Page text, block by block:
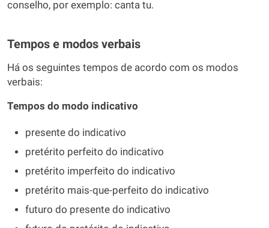
conselho, por exemplo: canta tu.
Tempos e modos verbais
Há os seguintes tempos de acordo com os modos
verbais:
Tempos do modo indicativo
presente do indicativo
pretérito perfeito do indicativo
pretérito imperfeito do indicativo
pretérito mais-que-perfeito do indicativo
futuro do presente do indicativo